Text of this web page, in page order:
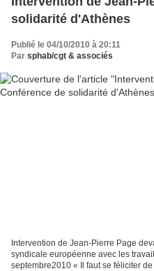
solidarité d'Athènes
Publié le 04/10/2010 à 20:11
Par sphab/cgt & associés
Intervention de Jean-Pierre Page
syndicale européenne avec les
septembre2010 « Il faut se féliciter